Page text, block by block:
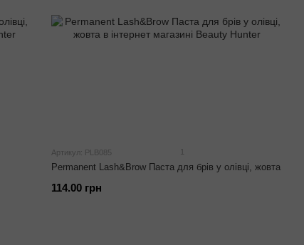
Артикул: PLB085
Permanent Lash&Brow Паста для брів у олівці, жовта
114.00 грн